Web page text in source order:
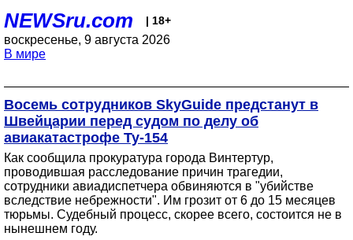
NEWSru.com | 18+
воскресенье, 9 августа 2026
В мире
Восемь сотрудников SkyGuide предстанут в
Швейцарии перед судом по делу об
авиакатастрофе Ту-154
Как сообщила прокуратура города Винтертур,
проводившая расследование причин трагедии,
сотрудники авиадиспетчера обвиняются в "убийстве
вследствие небрежности". Им грозит от 6 до 15 месяцев
тюрьмы. Судебный процесс, скорее всего, состоится не в
нынешнем году.